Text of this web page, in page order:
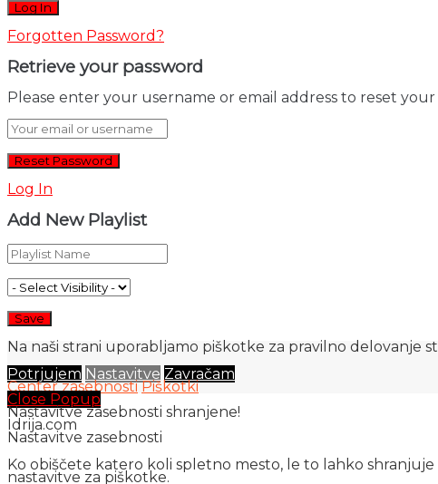
Forgotten Password?
Retrieve your password
Please enter your username or email address to reset your
Log In
Add New Playlist
Na naši strani uporabljamo piškotke za pravilno delovanje
Potrjujem Nastavitve Zavračam
Center zasebnosti Piškotki
Close Popup
Nastavitve zasebnosti shranjene!
Idrija.com
Nastavitve zasebnosti
Ko obiščete katero koli spletno mesto, le to lahko
nastavitve za piškotke.